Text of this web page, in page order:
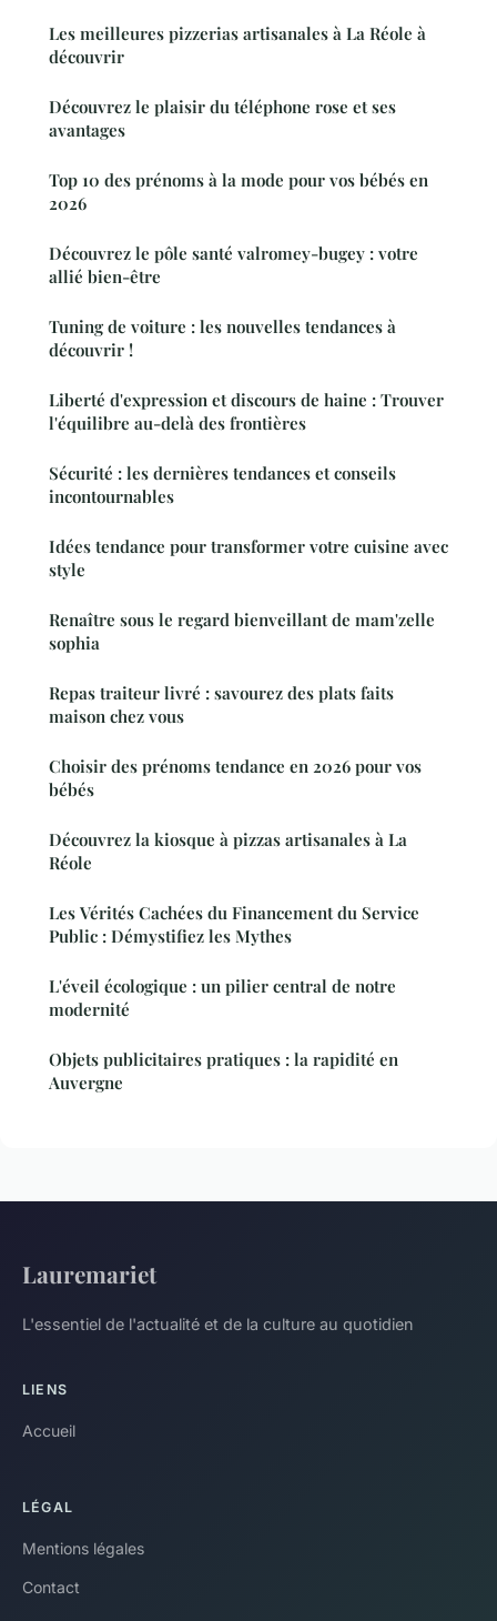
Les meilleures pizzerias artisanales à La Réole à
découvrir
Découvrez le plaisir du téléphone rose et ses
avantages
Top 10 des prénoms à la mode pour vos bébés en
2026
Découvrez le pôle santé valromey-bugey : votre
allié bien-être
Tuning de voiture : les nouvelles tendances à
découvrir !
Liberté d'expression et discours de haine : Trouver
l'équilibre au-delà des frontières
Sécurité : les dernières tendances et conseils
incontournables
Idées tendance pour transformer votre cuisine avec
style
Renaître sous le regard bienveillant de mam'zelle
sophia
Repas traiteur livré : savourez des plats faits
maison chez vous
Choisir des prénoms tendance en 2026 pour vos
bébés
Découvrez la kiosque à pizzas artisanales à La
Réole
Les Vérités Cachées du Financement du Service
Public : Démystifiez les Mythes
L'éveil écologique : un pilier central de notre
modernité
Objets publicitaires pratiques : la rapidité en
Auvergne
Lauremariet
L'essentiel de l'actualité et de la culture au quotidien
LIENS
Accueil
LÉGAL
Mentions légales
Contact